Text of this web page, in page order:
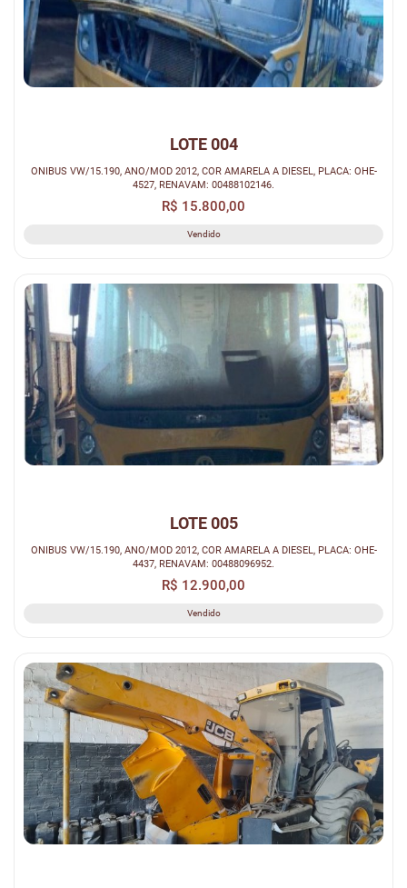
LOTE 004
ONIBUS VW/15.190, ANO/MOD 2012, COR AMARELA A DIESEL, PLACA: OHE-
4527, RENAVAM: 00488102146.
R$ 15.800,00
Vendido
LOTE 005
ONIBUS VW/15.190, ANO/MOD 2012, COR AMARELA A DIESEL, PLACA: OHE-
4437, RENAVAM: 00488096952.
R$ 12.900,00
Vendido